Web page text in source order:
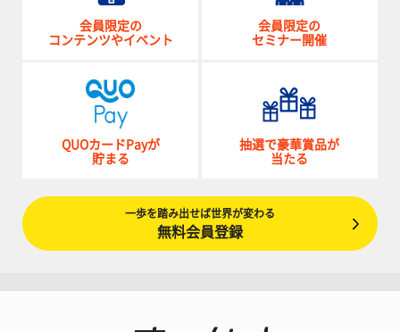
会員限定の
コンテンツやイベント
会員限定の
セミナー開催
QUOカードPayが
貯まる
抽選で豪華賞品が
当たる
一歩を踏み出せば世界が変わる
無料会員登録